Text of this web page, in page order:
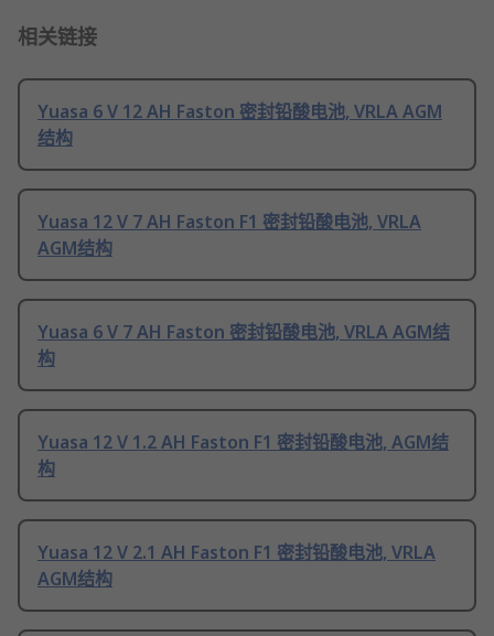
相关链接
Yuasa 6 V 12 AH Faston 密封铅酸电池, VRLA AGM
结构
Yuasa 12 V 7 AH Faston F1 密封铅酸电池, VRLA
AGM结构
Yuasa 6 V 7 AH Faston 密封铅酸电池, VRLA AGM结
构
Yuasa 12 V 1.2 AH Faston F1 密封铅酸电池, AGM结
构
Yuasa 12 V 2.1 AH Faston F1 密封铅酸电池, VRLA
AGM结构